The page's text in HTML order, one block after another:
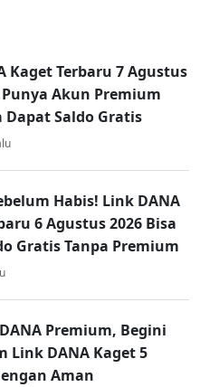
Kaget Terbaru 7 Agustus
Punya Akun Premium
Dapat Saldo Gratis
Habis! Link DANA
6 Agustus 2026 Bisa
Gratis Tanpa Premium
Premium, Begini
Link DANA Kaget 5
Aman